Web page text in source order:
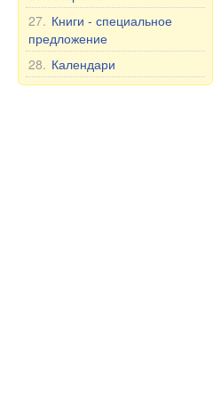
27. Книги - специальное
предложение
28. Календари